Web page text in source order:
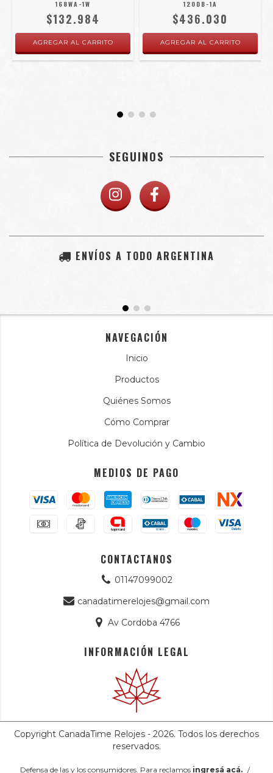
168WA-1W
$132.984
120DB-1A
$436.030
SEGUINOS
ENVÍOS A TODO ARGENTINA
NAVEGACIÓN
Inicio
Productos
Quiénes Somos
Cómo Comprar
Política de Devolución y Cambio
MEDIOS DE PAGO
CONTACTANOS
01147099002
canadatimerelojes@gmail.com
Av Cordoba 4766
INFORMACIÓN LEGAL
Copyright CanadaTime Relojes - 2026. Todos los derechos
reservados.
Defensa de las y los consumidores. Para reclamos ingresá acá. /